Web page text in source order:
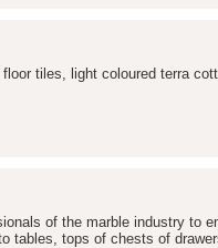
tiles, light coloured terra
of the marble industry to
tables, tops of chests of